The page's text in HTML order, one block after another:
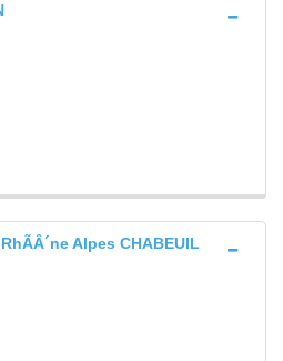
Alpes CHABEUIL